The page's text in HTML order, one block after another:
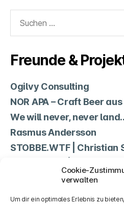
Cookie-
verwalten
Um dir ein optimales Erlebnis zu
nach:
Freunde &
Ogilvy Consulting
NOR APA – Craft Beer
We will never, never
Rasmus Andersson
STOBBE.WTF | Christian